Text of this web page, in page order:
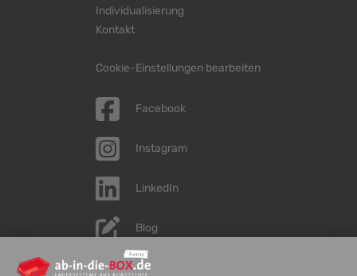
Individualisierung
Kontakt
Cookie-Einstellungen bearbeiten
Facebook
Instagram
LinkedIn
Blog
YouTube